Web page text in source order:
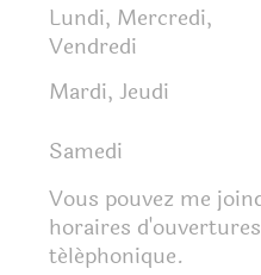
Lundi, Mercredi,
Vendredi
Mardi, Jeudi
Samedi
Vous pouvez me
horaires
téléphonique.